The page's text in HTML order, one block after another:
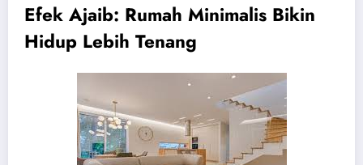
Efek Ajaib: Rumah Minimalis Bikin
Hidup Lebih Tenang